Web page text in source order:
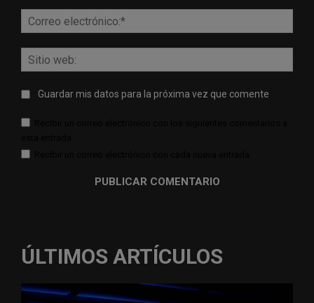
web:
Guardar mis datos para la próxima vez que comente
ÚLTIMOS ARTÍCULOS